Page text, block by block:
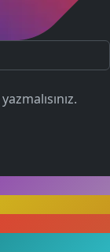
yazmalısınız.